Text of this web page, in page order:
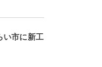
い市に新工